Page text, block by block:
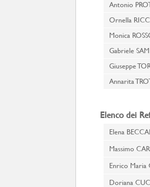
Antonio
Ornella
Monica
Gabriele
Giuseppe
Annarita
Elenco dei
Elena
Massimo
Enrico Maria
Doriana